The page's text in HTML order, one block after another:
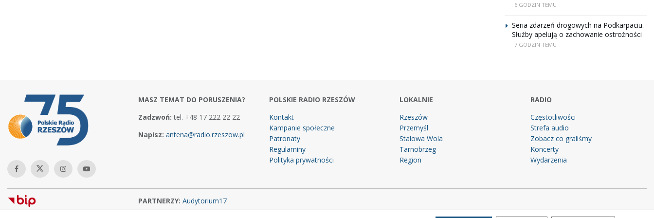
6 GODZIN TEMU
Seria zdarzeń drogowych na Podkarpaciu.
Służby apelują o zachowanie ostrożności
7 GODZIN TEMU
MASZ TEMAT DO PORUSZENIA?
Zadzwoń: tel. +48 17 222 22 22
Napisz: antena@radio.rzeszow.pl
POLSKIE RADIO RZESZÓW
Kontakt
Kampanie społeczne
Patronaty
Regulaminy
Polityka prywatności
LOKALNIE
Rzeszów
Przemyśl
Stalowa Wola
Tarnobrzeg
Region
RADIO
Częstotliwości
Strefa audio
Zobacz co graliśmy
Koncerty
Wydarzenia
PARTNERZY: Audytorium17